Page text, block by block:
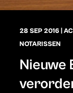
28 SEP 2016
NOTARISSEN
Nieuwe